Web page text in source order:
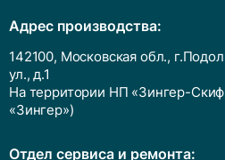
Адрес производства:
142100, Московская обл.,
ул., д.1
На территории НП «Зингер-
«Зингер»)
Отдел сервиса и ремонта: